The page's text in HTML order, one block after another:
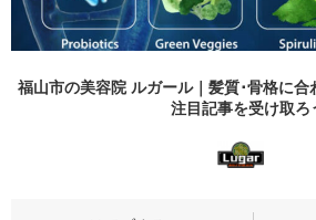
福山市の美容院 ルガール｜髪質･骨格に合
注目記事を受け取ろ